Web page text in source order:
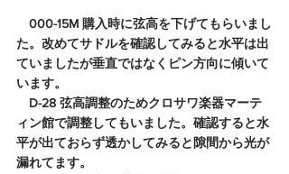
000-15M 購入時に弦高を下げてもらいまし
た。改めてサドルを確認してみると水平は出
ていましたが垂直ではなくピン方向に傾いて
います。
D-28 弦高調整のためクロサワ楽器マーテ
ィン館で調整してもいました。確認すると水
平が出ておらず透かしてみると隙間から光が
漏れてます。